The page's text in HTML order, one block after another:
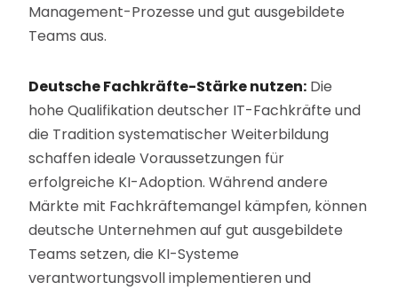
Management-Prozesse und gut ausgebildete
Teams aus.
Deutsche Fachkräfte-Stärke nutzen: Die
hohe Qualifikation deutscher IT-Fachkräfte und
die Tradition systematischer Weiterbildung
schaffen ideale Voraussetzungen für
erfolgreiche KI-Adoption. Während andere
Märkte mit Fachkräftemangel kämpfen, können
deutsche Unternehmen auf gut ausgebildete
Teams setzen, die KI-Systeme
verantwortungsvoll implementieren und